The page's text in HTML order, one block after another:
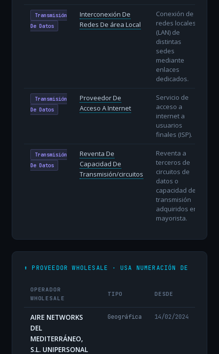
Transmisión
De Datos
Interconexión De
Redes De área Local
Conexión de
redes locales
(LAN) de
distintas
sedes
mediante
enlaces
dedicados.
Transmisión
De Datos
Proveedor De
Acceso A Internet
Servicio de
acceso a
internet a
usuarios
finales (ISP).
Transmisión
De Datos
Reventa De
Capacidad De
Transmisión/circuitos
Reventa a
terceros de
circuitos de
datos o
capacidad de
transmisión
adquiridos en
mayorista.
⬆️ PROVEEDOR WHOLESALE · USA NUMERACIÓN DE
OPERADOR
WHOLESALE
TIPO DESDE
AIRE NETWORKS
DEL
MEDITERRÁNEO,
S.L. UNIPERSONAL
Geográfica 14/02/2024